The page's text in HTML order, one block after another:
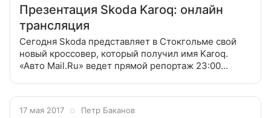
Презентация Skoda Karoq: онлайн
трансляция
Сегодня Skoda представляет в Стокгольме свой
новый кроссовер, который получил имя Karoq.
«Авто Mail.Ru» ведет прямой репортаж 23:00
17 мая 2017 Петр Баканов